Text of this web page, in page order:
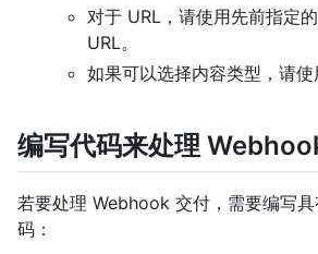
对于 URL，请使用先前指定
URL。
如果可以选择内容类型，请使
编写代码来处理
若要处理 Webhook 交付，需要编写
码：